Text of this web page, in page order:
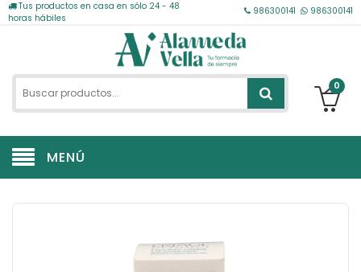
Tus productos en casa en sólo 24 - 48
horas hábiles
986300141 986300141
0
MENÚ